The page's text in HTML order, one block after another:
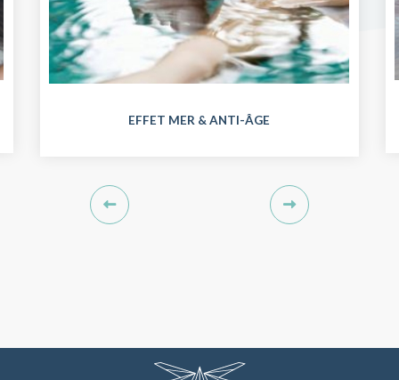
EFFET MER & ANTI-ÂGE